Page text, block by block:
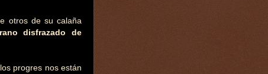
otros de su calaña
disfrazado de
progres nos están